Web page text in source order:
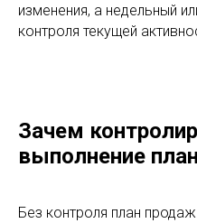
изменения, а недельный
контроля текущей
Зачем
выполнение
Без контроля план